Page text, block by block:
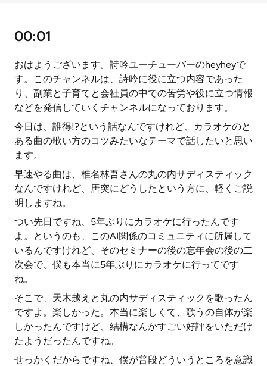
00:01
おはようございます。詩吟ユーチューバーのheyheyで
す。このチャンネルは、詩吟に役に立つ内容であった
り、副業と子育てと会社員の中での苦労や役に立つ情報
などを発信していくチャンネルになっております。
今日は、誰得!?という話なんですけれど、カラオケのと
ある曲の歌い方のコツみたいなテーマで話したいと思い
ます。
早速やる曲は、椎名林吾さんの丸の内サディスティック
なんですけれど、唐突にどうしたという方に、軽くご説
明しますね。
つい先日ですね、5年ぶりにカラオケに行ったんです
よ。というのも、このAI関係のコミュニティに所属して
いるんですけれど、そのセミナーの後の忘年会の後の二
次会で、僕も本当に5年ぶりにカラオケに行ってです
ね。
そこで、天木越えと丸の内サディスティックを歌ったん
ですよ。楽しかった。本当に楽しくて、歌うの自体が楽
しかったんですけど、結構なんかすごい好評をいただけ
たようだったんですね。
せっかくだからですね、僕が普段どういうところを意識